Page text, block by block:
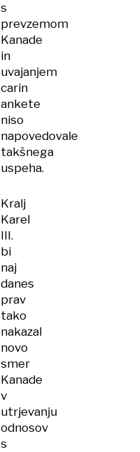
s
prevzemom
Kanade
in
uvajanjem
carin
ankete
niso
napovedovale
takšnega
uspeha.
Kralj
Karel
III.
bi
naj
danes
prav
tako
nakazal
novo
smer
Kanade
v
utrjevanju
odnosov
s